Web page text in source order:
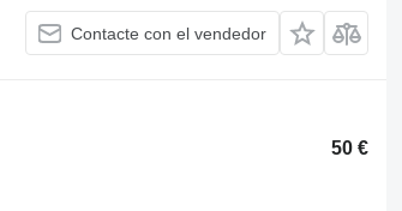
Contacte con el vendedor
50 €